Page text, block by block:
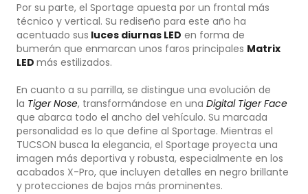
Por su parte, el Sportage apuesta por un frontal más
técnico y vertical. Su rediseño para este año ha
acentuado sus luces diurnas LED en forma de
bumerán que enmarcan unos faros principales Matrix
LED más estilizados.
En cuanto a su parrilla, se distingue una evolución de
la Tiger Nose, transformándose en una Digital Tiger Face
que abarca todo el ancho del vehículo. Su marcada
personalidad es lo que define al Sportage. Mientras el
TUCSON busca la elegancia, el Sportage proyecta una
imagen más deportiva y robusta, especialmente en los
acabados X-Pro, que incluyen detalles en negro brillante
y protecciones de bajos más prominentes.